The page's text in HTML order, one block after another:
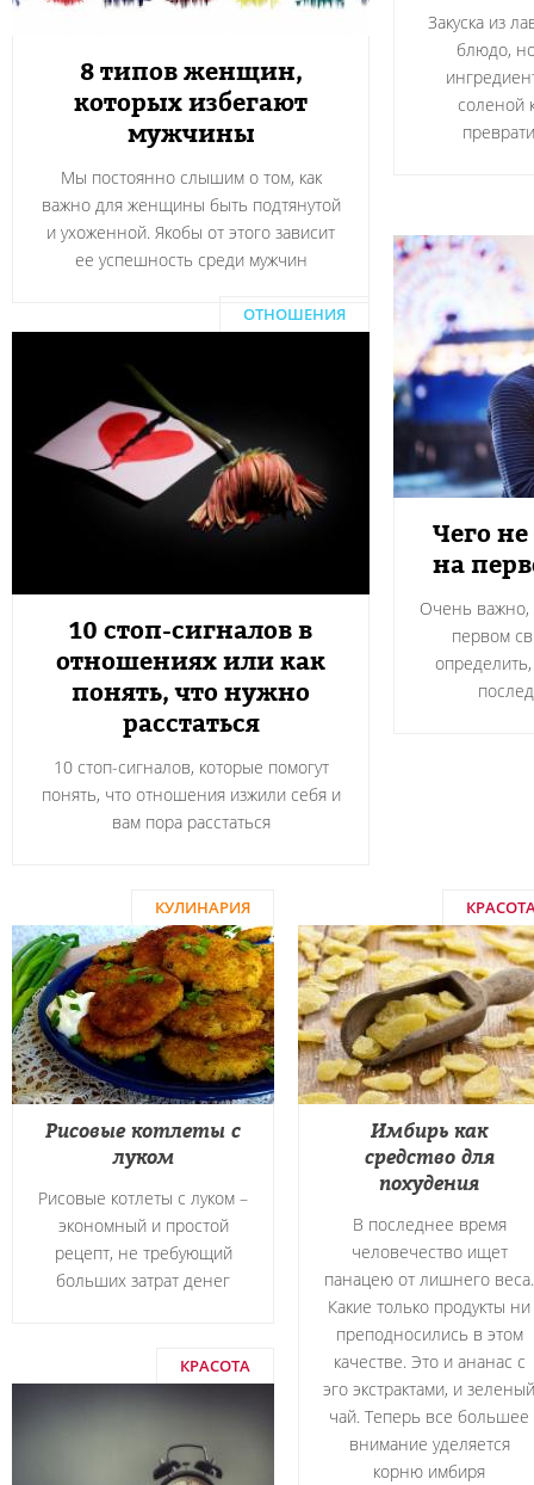
Закуска из
блюдо,
соленой
8 типов женщин,
которых избегают
мужчины
Мы постоянно слышим о том, как
важно для женщины быть подтянутой
и ухоженной. Якобы от этого зависит
ее успешность среди мужчин
Чего
на
Очень важно,
первом
ОТНОШЕНИЯ
10 стоп-сигналов в
отношениях или как
понять, что нужно
расстаться
10 стоп-сигналов, которые помогут
понять, что отношения изжили себя и
вам пора расстаться
КУЛИНАРИЯ
Рисовые котлеты с
луком
Рисовые котлеты с луком –
экономный и простой
рецепт, не требующий
больших затрат денег
Имбирь как
средство для
похудения
В последнее время
человечество ищет
панацею от лишнего веса.
Какие только продукты ни
преподносились в этом
качестве. Это и ананас с
эго экстрактами, и зеленый
чай. Теперь все большее
внимание уделяется
корню имбиря
КРАСОТА